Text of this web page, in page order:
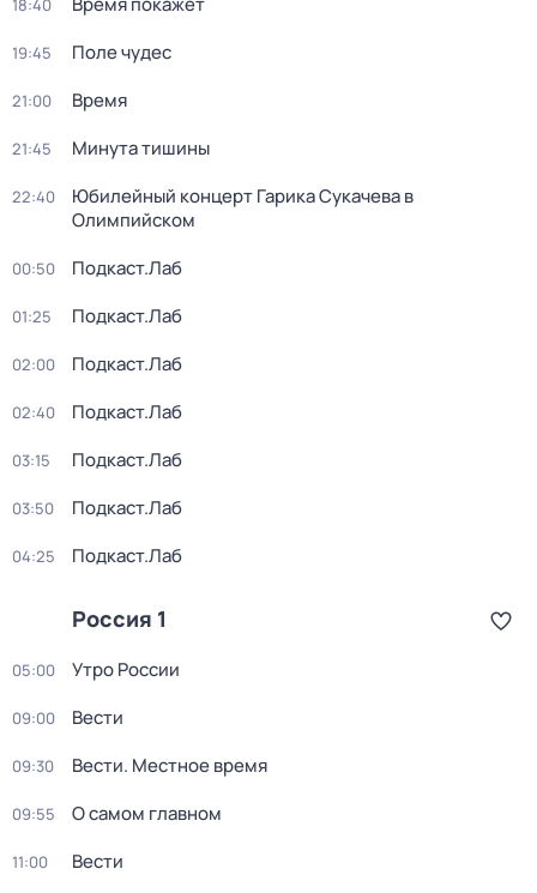
18:40
19:45 Поле чудес
21:00 Время
21:45 Минута тишины
22:40
Юбилейный концерт Гарика Сукачева в
Олимпийском
00:50 Подкаст.Лаб
01:25 Подкаст.Лаб
02:00 Подкаст.Лаб
02:40 Подкаст.Лаб
03:15 Подкаст.Лаб
03:50 Подкаст.Лаб
04:25 Подкаст.Лаб
Россия 1
05:00 Утро России
09:00 Вести
09:30 Вести. Местное время
09:55 О самом главном
11:00 Вести